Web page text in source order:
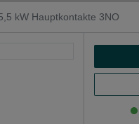
kW Hauptkontakte 3NO